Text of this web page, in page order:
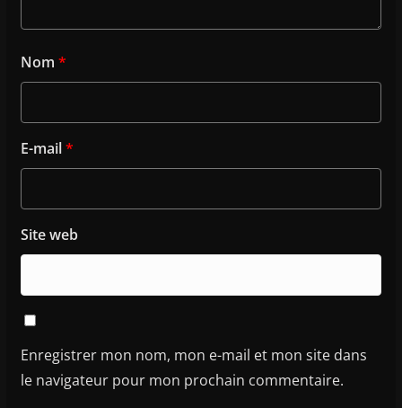
Nom *
E-mail*
Site web
Enregistrer mon nom, mon e-mail et mon site dans
le navigateur pour mon prochain commentaire.